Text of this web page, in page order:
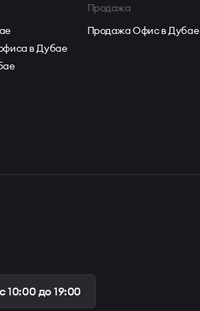
в Дубае
Продажа
Продажа Офис в Дубае
10:00 до 19:00